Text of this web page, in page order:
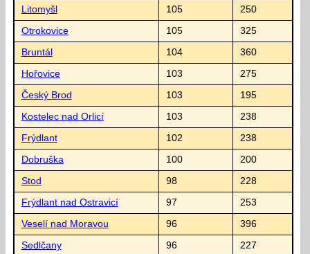
Litomyšl 105 250
Otrokovice 105 325
Bruntál 104 360
Hořovice 103 275
Český Brod 103 195
Kostelec nad Orlicí 103 238
Frýdlant 102 238
Dobruška 100 200
Stod 98 228
Frýdlant nad Ostravicí 97 253
Veselí nad Moravou 96 396
Sedlčany 96 227